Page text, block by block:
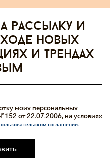
рассылку и
новых
и трендах
моих персональных
от 22.07.2006, на условиях
соглашении.